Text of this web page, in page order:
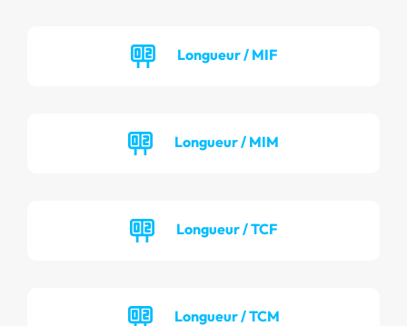
Longueur / MIF
Longueur / MIM
Longueur / TCF
Longueur / TCM